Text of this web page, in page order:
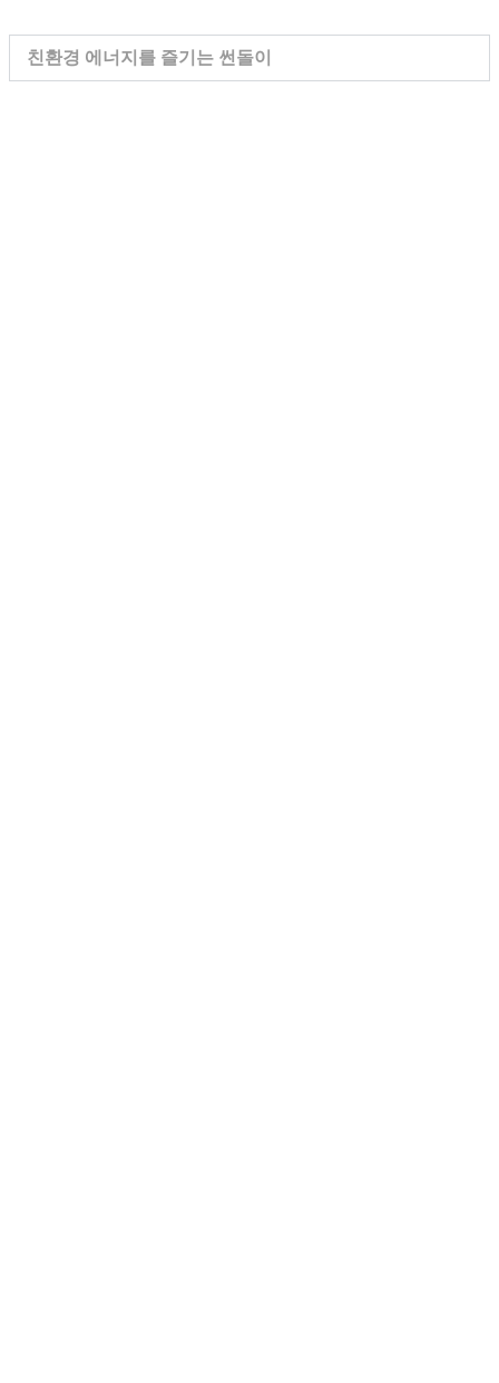
친환경 에너지를 즐기는 썬돌이